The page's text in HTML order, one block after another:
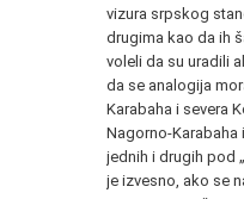
vizura srpskog
drugima kao da ih
voleli da su uradili
da se analogija
Karabaha i severa
Nagorno-Karabaha
jednih i drugih pod
je izvesno, ako se